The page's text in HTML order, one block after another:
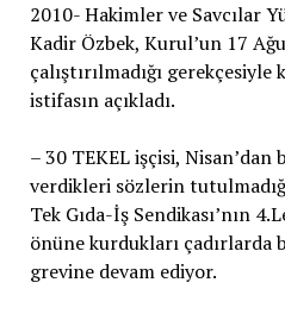
2010- Hakimler ve Savcılar
Kadir Özbek, Kurul’un 17
çalıştırılmadığı
istifasın açıkladı.
– 30 TEKEL işçisi,
verdikleri sözlerin
Tek Gıda-İş Sendikası’nın
önüne kurdukları çadırlarda
grevine devam ediyor.